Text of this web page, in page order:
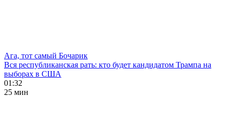
Ага, тот самый Бочарик
Вся республиканская рать: кто будет кандидатом Трампа на
выборах в США
01:32
25 мин